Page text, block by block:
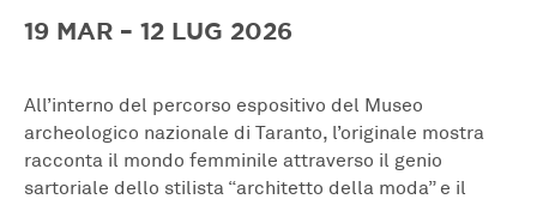
19 MAR – 12 LUG 2026
All’interno del percorso espositivo del Museo
archeologico nazionale di Taranto, l’originale mostra
racconta il mondo femminile attraverso il genio
sartoriale dello stilista “architetto della moda” e il